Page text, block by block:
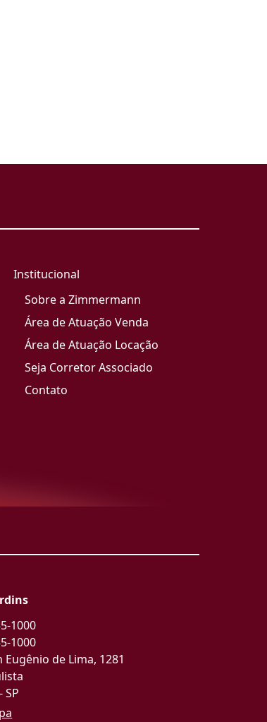
Institucional
Sobre a Zimmermann
Área de Atuação Venda
Área de Atuação Locação
Seja Corretor Associado
Contato
1000
1000
Eugênio de Lima, 1281
SP